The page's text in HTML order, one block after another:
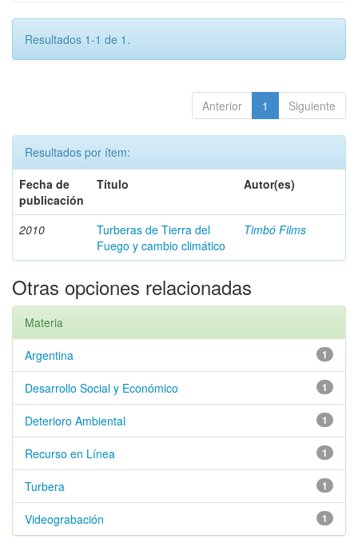
Resultados 1-1 de 1.
Anterior 1 Siguiente
Resultados por ítem:
Fecha de
publicación
Título Autor(es)
2010
Turberas de Tierra del
Fuego y cambio climático
Timbó Films
Otras opciones relacionadas
Materia
1
Argentina
1
Desarrollo Social y Económico
1
Deterioro Ambiental
1
Recurso en Línea
1
Turbera
1
Videograbación